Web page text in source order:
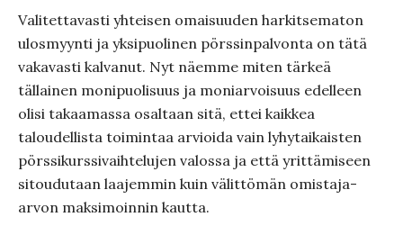
Valitettavasti yhteisen omaisuuden harkitsematon
ulosmyynti ja yksipuolinen pörssinpalvonta on tätä
vakavasti kalvanut. Nyt näemme miten tärkeä
tällainen monipuolisuus ja moniarvoisuus edelleen
olisi takaamassa osaltaan sitä, ettei kaikkea
taloudellista toimintaa arvioida vain lyhytaikaisten
pörssikurssivaihtelujen valossa ja että yrittämiseen
sitoudutaan laajemmin kuin välittömän omistaja-
arvon maksimoinnin kautta.